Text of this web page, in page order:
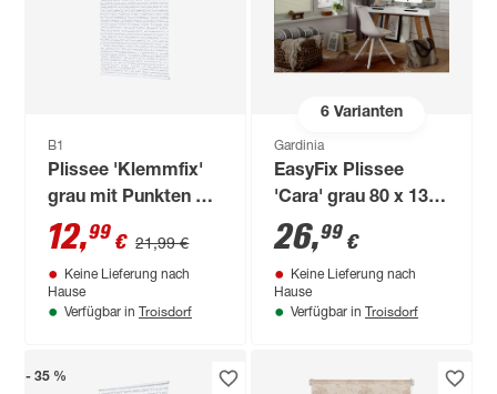
B1
Plissee 'Klemmfix'
grau mit Punkten 60
x 130 cm
12,99 € 21,99 €
Keine Lieferung nach
Hause
Verfügbar in Troisdorf
6Varianten
Gardinia
EasyFix Plissee
'Cara' grau 80 x 130
cm
26,99 €
Keine Lieferung nach
Hause
Verfügbar in Troisdorf
- 35 %